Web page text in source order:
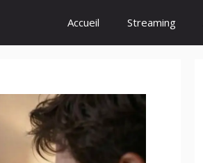
Accueil Streaming